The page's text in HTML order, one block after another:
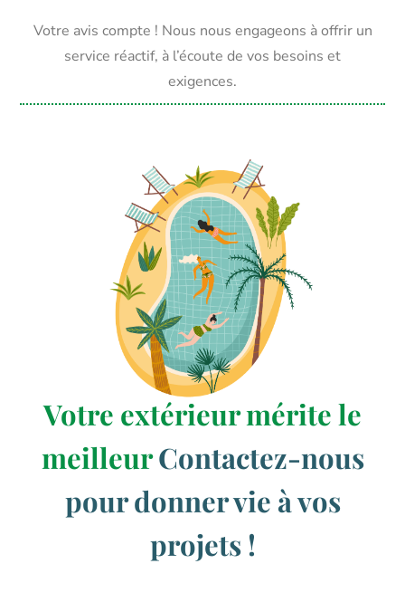
Votre avis compte ! Nous nous engageons à offrir un
service réactif, à l’écoute de vos besoins et
exigences.
Votre extérieur mérite le
meilleur Contactez-nous
pour donner vie à vos
projets !